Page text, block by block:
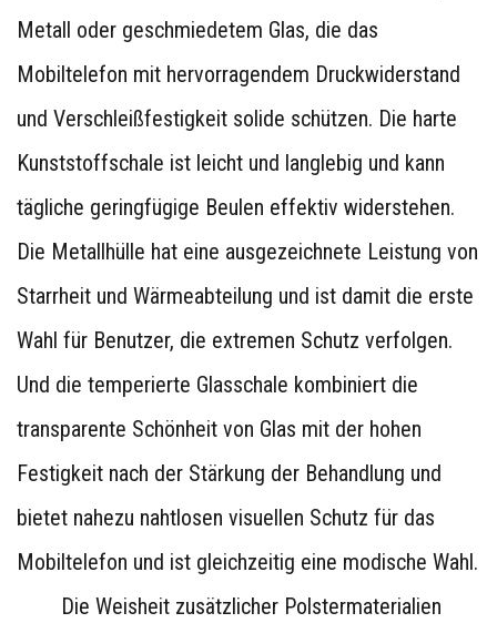
Metall oder geschmiedetem Glas, die das
Mobiltelefon mit hervorragendem Druckwiderstand
und Verschleißfestigkeit solide schützen. Die harte
Kunststoffschale ist leicht und langlebig und kann
tägliche geringfügige Beulen effektiv widerstehen.
Die Metallhülle hat eine ausgezeichnete Leistung von
Starrheit und Wärmeabteilung und ist damit die erste
Wahl für Benutzer, die extremen Schutz verfolgen.
Und die temperierte Glasschale kombiniert die
transparente Schönheit von Glas mit der hohen
Festigkeit nach der Stärkung der Behandlung und
bietet nahezu nahtlosen visuellen Schutz für das
Mobiltelefon und ist gleichzeitig eine modische Wahl.
Die Weisheit zusätzlicher Polstermaterialien